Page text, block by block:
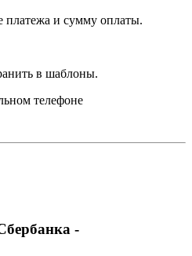
платежа и сумму оплаты.
в шаблоны.
-